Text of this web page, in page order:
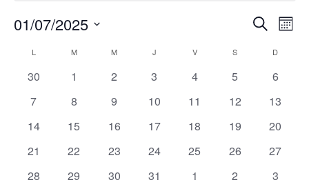
de
vues
Recherche
Mois
01/07/2025
date.
Calendrier
de
Évènements
L MMARDI M MERCREDI
J VVENDREDIS D
0
30
0
1
0
2
0
3
0
4
0
5
0
6
0
7
0
8
0
9
0
10
0
11
0
12
0
13
0
14
0
15
0
16
0
17
0
18
0
19
0
20
0
21
0
22
0
23
0
24
0
25
0
26
0
27
0
28
0
29
0
30
0
31
0
1
0
2
0
3